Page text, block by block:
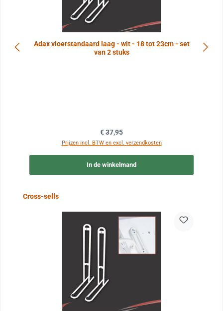
Adax vloerstandaard laag - wit - 18 tot 23cm - set
van 2 stuks
Normale prijs:
€ 37,95
Prijzen incl. BTW en excl. verzendkosten
In de winkelmand
Sla de afbeeldingengalerij over
Cross-sells